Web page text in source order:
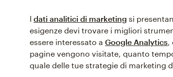
I dati analitici di marketing si
esigenze devi trovare i migliori
essere interessato a Google Analytics,
pagine vengono visitate, quanto
quale delle tue strategie di marketing